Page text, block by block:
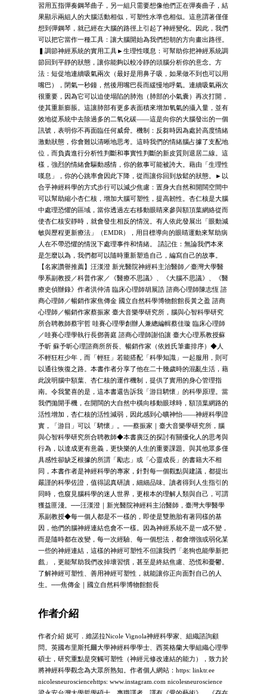
習用五指彈奏鋼琴曲子，另一組只需要想像他們正在彈奏曲子，結
果顯示兩組人的大腦活動相似，可塑性水準也相似。這意謂著僅僅
想到彈鋼琴，就已經在大腦的路徑上引起了神經變化。因此，我們
可以把它當作一種工具：讓大腦開始為我們想朝的方向畫出路徑。
▍調節神經系統的實用工具►生理性嘆息：可幫助你把神經系統調
節回到平靜的狀態，讓你能夠以較冷靜的頭腦分析你的意念。方
法：短促地連續吸氣兩次（最好是用鼻子吸，如果做不到也可以用
嘴巴），閉氣一秒鐘，然後用嘴巴長而緩慢地呼氣。連續吸氣兩次
很重要，因為它可以迫使塌陷的肺泡（肺部的小氣囊）再次打開，
使其重新膨脹。這讓肺部有更多表面積來增加氧氣的攝入量，並有
效地從系統中去除過多的二氧化碳——這是向你的大腦發出的一個
訊號，表明你不再面臨任何威脅。機制：反芻時因為處於高度情緒
激動狀態，你會難以清晰地思考。這時我們的情緒腦占據了支配地
位，而負責進行分析性判斷和事實性判斷的新皮質則退居二線。這
樣，強烈的情緒會驅動感情，你的敘事可能被誇大。藉由「生理性
嘆息」，你的心跳率會因此下降，從而讓你回到放鬆的狀態。►以
合乎神經科學的方式步行可以減少焦慮：置身大自然和開闊空間中
可以幫助縮小杏仁核，增加大腦可塑性，提高韌性。杏仁核是大腦
中處理恐懼的區域，當你透過左右移動眼睛來參與額頂葉網絡從而
使杏仁核安靜時，就會發生相反的情況。有人依此發展出「眼動減
敏與歷程更新療法」（EMDR），用目標導向的眼睛運動來幫助病
人在不帶恐懼的情況下處理事件和情緒。 請記住：無論我們本來
是怎麼以為，我們都可以隨時重新塑造自己，編寫自己的故事。
【名家讚譽推薦】汪漢澄 新光醫院神經科主治醫師／臺灣大學醫
學系副教授／科普作家／《醫療不思議》、《大腦不思議》、《醫
療史偵辦錄》作者洪仲清 臨床心理師胡展誥 諮商心理師陳志恆 諮
商心理師／暢銷作家焦傳金 國立自然科學博物館館長黃之盈 諮商
心理師／暢銷作家蔡振家 臺大音樂學研究所，腦與心智科學研究
所合聘教師蔡宇哲 哇賽心理學創辦人兼總編輯蔡佳璇 臨床心理師
／哇賽心理學執行長鄧善庭 諮商心理師謝伯讓 臺大心理系教授蘇
予昕 蘇予昕心理諮商所所長、暢銷作家（依姓氏筆畫排序）◆人
不輕狂枉少年，而「輕狂」若能搭配「科學知識」一起服用，則可
以通往恢復之路。本書作者分享了他在二十幾歲時的混亂生活，藉
此說明腦中額葉、杏仁核的運作機制，提供了實用的身心管理指
南。令我驚喜的是，這本書還告訴我「游目騁懷」的科學原理。當
我們拋開手機，在開闊的大自然中橫向移動眼球時，額頂葉網路的
活性增加，杏仁核的活性減弱，因此感到心曠神怡——神經科學證
實，「游目」可以「騁懷」。──蔡振家｜臺大音樂學研究所，腦
與心智科學研究所合聘教師◆本書廣泛的探討有關優化人的思考與
行為，以達成更有意義，更快樂的人生的重要課題。與其他眾多僅
具感性卻缺乏根據的所謂「勵志」或「心靈成長」的書籍大不相
同，本書作者是神經科學的專家，針對每一個觀點與建議，都提出
嚴謹的科學佐證，值得認真研讀，細細品味。讀者得到人生指引的
同時，也窺見腦科學的迷人世界，更根本的理解人類與自己，可謂
獲益匪淺。──汪漢澄｜新光醫院神經科主治醫師，臺灣大學醫學
系副教授◆每一個人都是不一樣的，即使是雙胞胎有著同樣的基
因，他們的腦神經連結也會不一樣。因為神經系統不是一成不變，
而是隨時都在改變，每一次經驗、每一個想法，都會增強或弱化某
一些的神經連結，這樣的神經可塑性不但讓我們「老狗也能學新把
戲」，更能幫助我們改掉壞習慣，甚至是終結焦慮、恐慌和憂鬱。
了解神經可塑性、善用神經可塑性，就能讓你正向面對自己的人
生。──焦傳金｜國立自然科學博物館館長
作者介紹
作者介紹 妮可．維諾拉Nicole Vignola神經科學家、組織諮詢顧
問。英國布里斯托爾大學神經科學學士、西英格蘭大學組織心理學
碩士，研究重點是突觸可塑性（神經元修改連結的能力），致力於
將神經科學觀念為大眾所熟知。作者個人網站：https: linktr.ee
nicolesneurosciencehttps: www.instagram.com nicolesneuroscience